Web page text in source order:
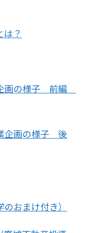
は？
画の様子 前編
企画の様子 後
おまけ付き）